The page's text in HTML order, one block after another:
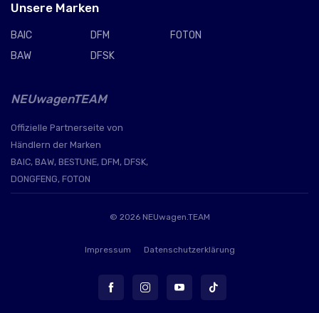
Unsere Marken
BAIC
BAW
DFM
DFSK
FOTON
NEUwagenTEAM
Offizielle Partnerseite von
Händlern der Marken
BAIC, BAW, BESTUNE, DFM, DFSK,
DONGFENG, FOTON
© 2026 NEUwagen.TEAM
Impressum Datenschutzerklärung